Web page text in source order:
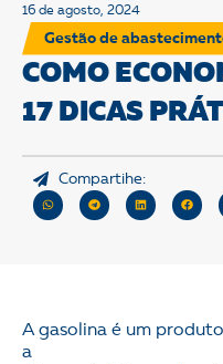
16 de agosto, 2024
Gestão de
COMO
17 DICAS
Compartihe:
A gasolina é um
a